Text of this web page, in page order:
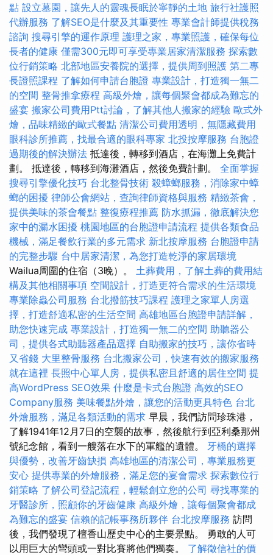
點 設立墓園，讓先人的靈魂長眠於寧靜的土地 旅行社護照
代辦服務 了解SEO是什麼及其重要性 專業會計師提供稅務
諮詢 搜尋引擎的運作原理 護理之家，專業照護，確保每位
長者的健康 僅需300元即可享受專業居家清潔服務 探索數
位行銷策略 北部地區安養院的選擇，提供周到照護 第二專
長證照課程 了解如何申請台胞證 專業設計，打造獨一無二
的空間 整骨推拿療程 高級外燴，讓每個聚會都成為難忘的
盛宴 搬家公司費用Ptt討論，了解其他人搬家的經驗 歐式外
燴，品味精緻的歐式餐點 清潔公司費用透明，無隱藏費用
眼科診所推薦，找最合適的眼科專家 北投按摩服務 台胞證
過期後的解決辦法 抵達後，轉移到酒店，在海灘上免費計
劃。 抵達後，轉移到海灘酒店，然後免費計劃。 全面掌握
搜尋引擎優化技巧 台北整骨技術 殺蟑螂服務，消除家中蟑
螂的困擾 律師公會網站，查詢律師資格與服務 精緻茶會，
提供美味的茶會餐點 整復療程推薦 防水抓漏，徹底解決您
家中的漏水困擾 桃園地區的台胞證申請流程 提供各類食品
機械，滿足餐飲行業的多元需求 新北按摩服務 台胞證申請
的完整步驟 台中居家清潔，為您打造乾淨的家居環境
Wailua周圍的住宿（3晚）。 土葬費用，了解土葬的費用結
構及其他相關事項 空間設計，打造更符合需求的生活環境
專業除蟲公司服務 台北撥筋技巧課程 護理之家單人房選
擇，打造舒適私密的生活空間 高雄地區台胞證申請詳解，
助您快速完成 專業設計，打造獨一無二的空間 助聽器公
司，提供各式助聽器產品選擇 自助搬家的技巧，讓你省時
又省錢 大里整骨服務 台北搬家公司，快速有效的搬家服務
就在這裡 長照中心單人房，提供私密且舒適的居住空間 提
高WordPress SEO效果 什麼是卡式台胞證 高效的SEO
Company服務 美味餐點外燴，讓您的活動更具特色 台北
外燴服務，滿足各類活動的需求 早晨，我們訪問珍珠港，
了解1941年12月7日的空襲的故事，然後航行到亞利桑那州
號紀念館，看到一艘落在水下的軍艦的遺體。 牙橋的選擇
與優勢，改善牙齒缺損 高雄地區的清潔公司，專業服務更
安心 提供專業的外燴服務，滿足您的宴會需求 探索數位行
銷策略 了解公司登記流程，輕鬆創立您的公司 尋找專業的
牙醫診所，照顧你的牙齒健康 高級外燴，讓每個聚會都成
為難忘的盛宴 信賴的記帳事務所夥伴 台北按摩服務 訪問
後，我們發現了檀香山歷史中心的主要景點。 勇敢的人可
以用巨大的彎頭或一對比賽將他們獨奏。 了解徵信社的價